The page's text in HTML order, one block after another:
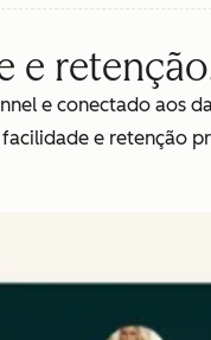
e
e conectado aos
e retenção